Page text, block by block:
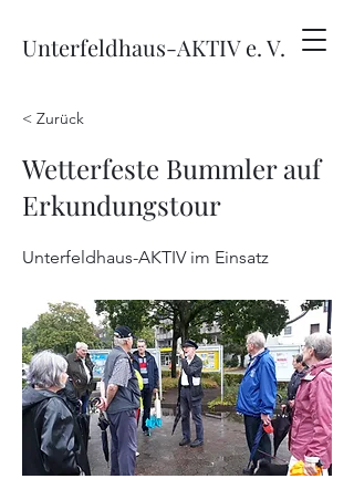
Unterfeldhaus-AKTIV e. V.
< Zurück
Wetterfeste Bummler auf
Erkundungstour
Unterfeldhaus-AKTIV im Einsatz